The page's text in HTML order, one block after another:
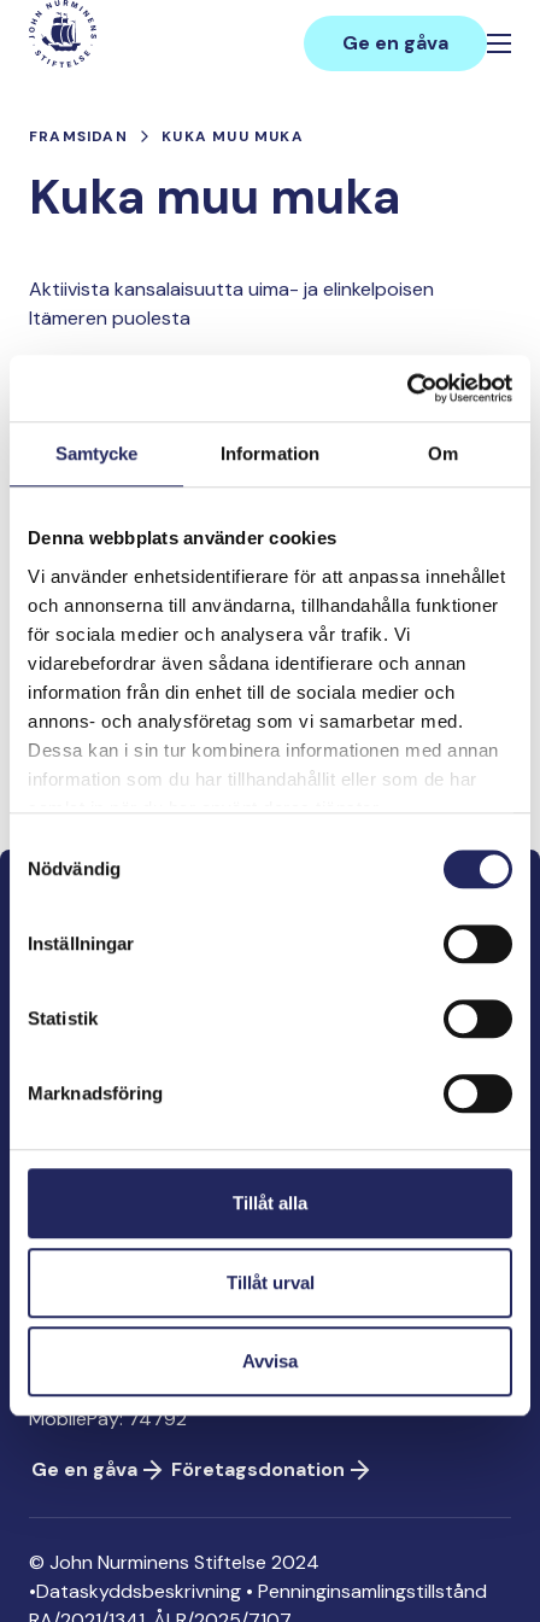
Samtycke Information Om
Denna webbplats använder cookies
Vi använder enhetsidentifierare för att anpassa innehållet
och annonserna till användarna, tillhandahålla funktioner
för sociala medier och analysera vår trafik. Vi
vidarebefordrar även sådana identifierare och annan
information från din enhet till de sociala medier och
annons- och analysföretag som vi samarbetar med.
Dessa kan i sin tur kombinera informationen med annan
information som du har tillhandahållit eller som de har
Nödvändig
Inställningar
Statistik
Marknadsföring
Tillåt alla
Tillåt urval
Avvisa
Hoppa
innehåll
Main
Ge en gåva
FRAMSIDAN KUKA MUU MUKA
Kuka muu muka
Aktiivista kansalaisuutta uima- ja elinkelpoisen
Itämeren puolesta
Tiimin lahjoitukset yhteensä:
Tiimille tehdyt
lahjoitukset
Lahjoita ja liity tähän tiimiin
John Nurminens Stiftelse är Östersjöns beskyddare,
kulturens väktare och utgivare av marin litteratur.
John Nurminens Stiftelse
info@jnfoundation.fi
Konto: FI06 1214 3000 1122 96
MobilePay: 74792
Ge en gåva
Företagsdonation
© John Nurminens Stiftelse 2024
•Dataskyddsbeskrivning • Penninginsamlingstillstånd